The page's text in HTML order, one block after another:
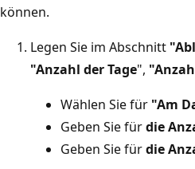
können.
Legen Sie im Abschnitt
"Anzahl der Tage",
Wählen Sie für "Am
Geben Sie fürdie
Geben Sie fürdie